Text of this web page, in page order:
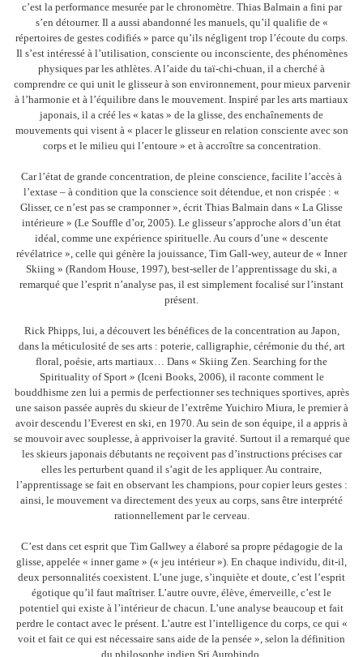
c’est la performance mesurée par le chronomètre. Thias Balmain a fini par
s’en détourner. Il a aussi abandonné les manuels, qu’il qualifie de «
répertoires de gestes codifiés » parce qu’ils négligent trop l’écoute du corps.
Il s’est intéressé à l’utilisation, consciente ou inconsciente, des phénomènes
physiques par les athlètes. A l’aide du taï-chi-chuan, il a cherché à
comprendre ce qui unit le glisseur à son environnement, pour mieux parvenir
à l’harmonie et à l’équilibre dans le mouvement. Inspiré par les arts martiaux
japonais, il a créé les « katas » de la glisse, des enchaînements de
mouvements qui visent à « placer le glisseur en relation consciente avec son
corps et le milieu qui l’entoure » et à accroître sa concentration.
Car l’état de grande concentration, de pleine conscience, facilite l’accès à
l’extase – à condition que la conscience soit détendue, et non crispée : «
Glisser, ce n’est pas se cramponner », écrit Thias Balmain dans « La Glisse
intérieure » (Le Souffle d’or, 2005). Le glisseur s’approche alors d’un état
idéal, comme une expérience spirituelle. Au cours d’une « descente
révélatrice », celle qui génère la jouissance, Tim Gall-wey, auteur de « Inner
Skiing » (Random House, 1997), best-seller de l’apprentissage du ski, a
remarqué que l’esprit n’analyse pas, il est simplement focalisé sur l’instant
présent.
Rick Phipps, lui, a découvert les bénéfices de la concentration au Japon,
dans la méticulosité de ses arts : poterie, calligraphie, cérémonie du thé, art
floral, poésie, arts martiaux… Dans « Skiing Zen. Searching for the
Spirituality of Sport » (Iceni Books, 2006), il raconte comment le
bouddhisme zen lui a permis de perfectionner ses techniques sportives, après
une saison passée auprès du skieur de l’extrême Yuichiro Miura, le premier à
avoir descendu l’Everest en ski, en 1970. Au sein de son équipe, il a appris à
se mouvoir avec souplesse, à apprivoiser la gravité. Surtout il a remarqué que
les skieurs japonais débutants ne reçoivent pas d’instructions précises car
elles les perturbent quand il s’agit de les appliquer. Au contraire,
l’apprentissage se fait en observant les champions, pour copier leurs gestes :
ainsi, le mouvement va directement des yeux au corps, sans être interprété
rationnellement par le cerveau.
C’est dans cet esprit que Tim Gallwey a élaboré sa propre pédagogie de la
glisse, appelée « inner game » (« jeu intérieur »). En chaque individu, dit-il,
deux personnalités coexistent. L’une juge, s’inquiète et doute, c’est l’esprit
égotique qu’il faut maîtriser. L’autre ouvre, élève, émerveille, c’est le
potentiel qui existe à l’intérieur de chacun. L’une analyse beaucoup et fait
perdre le contact avec le présent. L’autre est l’intelligence du corps, ce qui «
voit et fait ce qui est nécessaire sans aide de la pensée », selon la définition
du philosophe indien Sri Aurobindo.